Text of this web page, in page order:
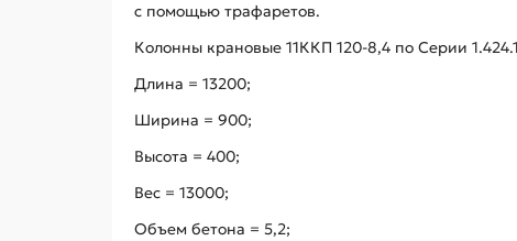
с помощью трафаретов.
Колонны крановые 11ККП 120-8,4 по Серии
Длина = 13200;
Ширина = 900;
Высота = 400;
Вес = 13000;
Объем бетона = 5,2;